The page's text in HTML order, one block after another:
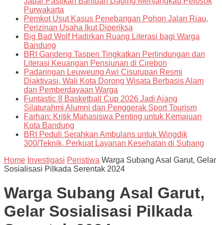
Purwakarta
Pemkot Usut Kasus Penebangan Pohon Jalan Riau,
Perizinan Usaha Ikut Diperiksa
Big Bad Wolf Hadirkan Ruang Literasi bagi Warga
Bandung
BRI Gandeng Taspen Tingkatkan Perlindungan dan
Literasi Keuangan Pensiunan di Cirebon
Padaringan Leuweung Awi Cisurupan Resmi
Diaktivasi, Wali Kota Dorong Wisata Berbasis Alam
dan Pemberdayaan Warga
Funtastic 8 Basketball Cup 2026 Jadi Ajang
Silaturahmi Alumni dan Penggerak Sport Tourism
Farhan: Kritik Mahasiswa Penting untuk Kemajuan
Kota Bandung
BRI Peduli Serahkan Ambulans untuk Wingdik
300/Teknik, Perkuat Layanan Kesehatan di Subang
Home Investigasi Peristiwa Warga Subang Asal Garut, Gelar
Sosialisasi Pilkada Serentak 2024
Warga Subang Asal Garut,
Gelar Sosialisasi Pilkada